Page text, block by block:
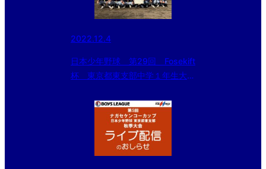
2022.12.4
日本少年野球 第29回 Fosekift
杯 東京都東支部中学１年生大